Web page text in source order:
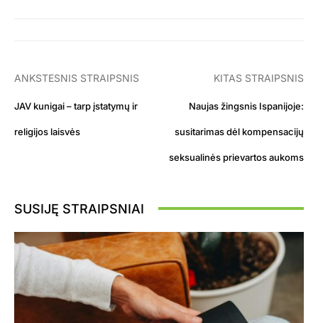
ANKSTESNIS STRAIPSNIS
JAV kunigai – tarp įstatymų ir
religijos laisvės
KITAS STRAIPSNIS
Naujas žingsnis Ispanijoje:
susitarimas dėl kompensacijų
seksualinės prievartos aukoms
SUSIJĘ STRAIPSNIAI